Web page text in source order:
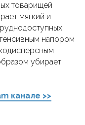
товарищей
мягкий и
напором
убирает
канале >>